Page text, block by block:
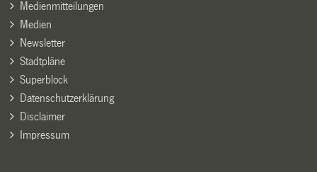
Medienmitteilungen
Medien
Newsletter
Stadtpläne
Superblock
Datenschutzerklärung
Disclaimer
Impressum